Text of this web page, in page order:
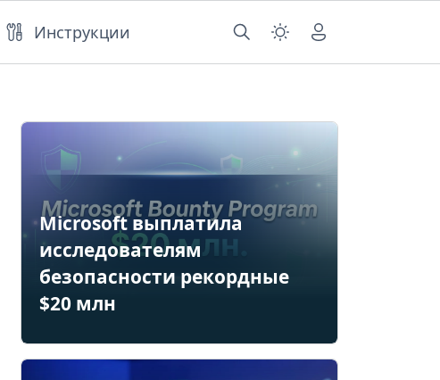
Инструкции
Microsoft выплатила
исследователям
безопасности рекордные
$20 млн